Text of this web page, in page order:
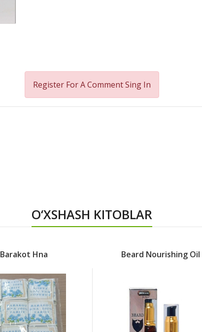
Register For A CommentSing In
O‘XSHASH KITOBLAR
Barakot Hna Beard Nourishing Oil